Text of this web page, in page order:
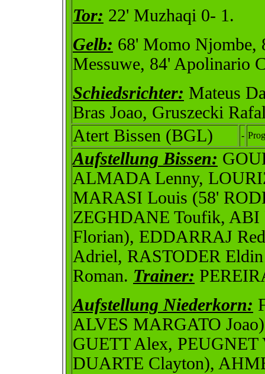
Tor: 22' Muzhaqi 0- 1.
Gelb: 68' Momo Njombe,
Messuwe, 84' Apolinario
Schiedsrichter: Mateus
Bras Joao, Gruszecki
Atert Bissen (BGL)
-
Aufstellung Bissen:
ALMADA Lenny,
MARASI Louis (58'
ZEGHDANE Toufik,
Florian), EDDARRAJ
Adriel, RASTODER
Roman. Trainer:
Aufstellung Niederkorn:
ALVES MARGATO
GUETT Alex, PEUGNET
DUARTE Clayton),